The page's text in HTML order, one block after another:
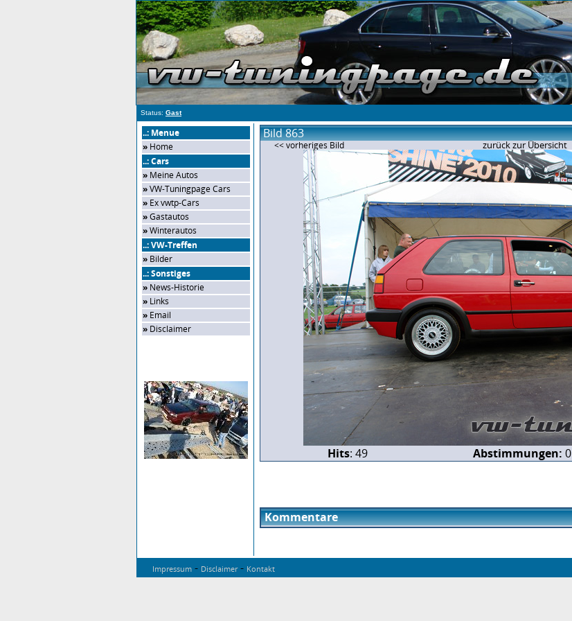
Status: Gast
..: Menue
» Home
..: Cars
» Meine Autos
»VW-Tuningpage Cars
» Ex vwtp-Cars
»Gastautos
»Winterautos
..: VW-Treffen
» Bilder
..: Sonstiges
» News-Historie
» Links
» Email
» Disclaimer
Bild 863
<< vorheriges Bild zurück zur Übersicht
Hits: 49 Abstimmungen: 0
Kommentare
Impressum - Disclaimer- Kontakt